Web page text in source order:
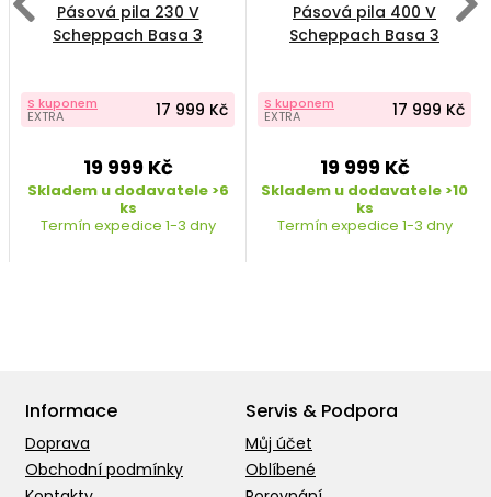
Pásová pila 230 V
Scheppach Basa 3
S kuponem
EXTRA 17 999 Kč
19 999 Kč
Skladem u dodavatele >6
ks
Termín expedice 1-3 dny
Pásová pila 400 V
Scheppach Basa 3
S kuponem
EXTRA 17 999 Kč
19 999 Kč
Skladem u dodavatele >10
ks
Termín expedice 1-3 dny
Informace
Doprava
Obchodní podmínky
Servis & Podpora
Můj účet
Oblíbené